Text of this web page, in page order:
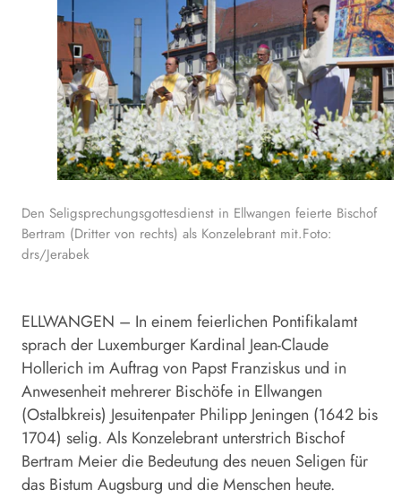
Den Seligsprechungsgottesdienst in Ellwangen feierte Bischof
Bertram (Dritter von rechts) als Konzelebrant mit.Foto:
drs/Jerabek
ELLWANGEN – In einem feierlichen Pontifikalamt
sprach der Luxemburger Kardinal Jean-Claude
Hollerich im Auftrag von Papst Franziskus und in
Anwesenheit mehrerer Bischöfe in Ellwangen
(Ostalbkreis) Jesuitenpater Philipp Jeningen (1642 bis
1704) selig. Als Konzelebrant unterstrich Bischof
Bertram Meier die Bedeutung des neuen Seligen für
das Bistum Augsburg und die Menschen heute.